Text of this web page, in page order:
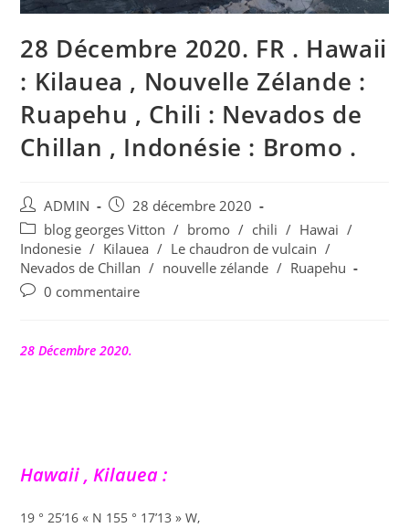
28 Décembre 2020. FR . Hawaii
: Kilauea , Nouvelle Zélande :
Ruapehu , Chili : Nevados de
Chillan , Indonésie : Bromo .
Auteur/autrice
de
la
publication :
ADMIN
Publication
publiée :
28 décembre 2020
Post
category:
blog georges Vitton / bromo / chili / Hawai /
Indonesie / Kilauea / Le chaudron de vulcain /
Nevados de Chillan / nouvelle zélande / Ruapehu
Commentaires
publication :
0 commentaire
28 Décembre 2020.
Hawaii , Kilauea :
19 ° 25’16 « N 155 ° 17’13 » W,